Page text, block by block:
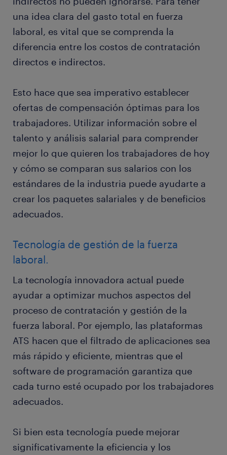
una idea clara del gasto total en fuerza
laboral, es vital que se comprenda la
diferencia entre los costos de contratación
directos e indirectos.
Esto hace que sea imperativo establecer
ofertas de compensación óptimas para los
trabajadores. Utilizar información sobre el
talento y análisis salarial para comprender
mejor lo que quieren los trabajadores de hoy
y cómo se comparan sus salarios con los
estándares de la industria puede ayudarte a
crear los paquetes salariales y de beneficios
adecuados.
Tecnología de gestión de la fuerza
laboral.
La tecnología innovadora actual puede
ayudar a optimizar muchos aspectos del
proceso de contratación y gestión de la
fuerza laboral. Por ejemplo, las plataformas
ATS hacen que el filtrado de aplicaciones sea
más rápido y eficiente, mientras que el
software de programación garantiza que
cada turno esté ocupado por los trabajadores
adecuados.
Si bien esta tecnología puede mejorar
significativamente la eficiencia y los